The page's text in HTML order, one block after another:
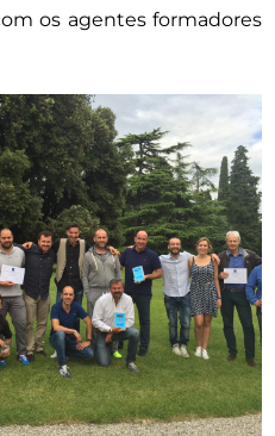
os agentes formadores